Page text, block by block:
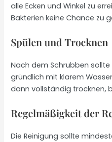
alle Ecken und Winkel zu
Bakterien keine Chance zu
Spülen und Trocknen
Nach dem Schrubben
gründlich mit klarem
dann vollständig trocknen,
Regelmäßigkeit der
Die Reinigung sollte